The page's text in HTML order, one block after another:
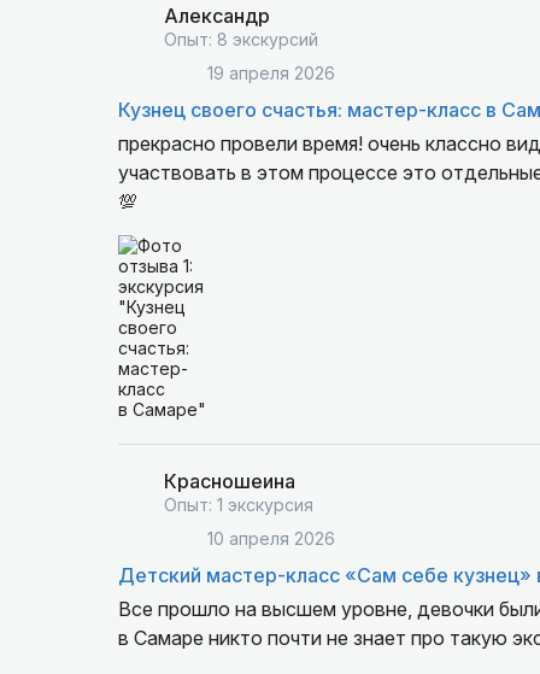
Александр
Опыт: 8 экскурсий
19 апреля 2026
Кузнец своего счастья: мастер-класс в
прекрасно провели время! очень классно
участвовать в этом процессе это
💯
Красношеина
Опыт: 1 экскурсия
10 апреля 2026
Детский мастер-класс «Сам себе кузнец»
Все прошло на высшем уровне, девочки
в Самаре никто почти не знает про такую